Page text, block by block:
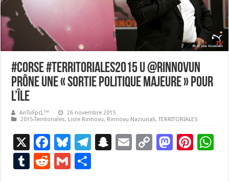
#Corse #Territoriales2015 U @RinnovuN
prône une « sortie politique majeure » pour
l’île
AnToFpcL™
26 novembre 2015
2015-Territoriales, Liste Rinnovu, Rinnovu Naziunali,TERRITORIALES
X
F
ac
e
Bl
u
es
T
S
E
C
M Pi
T
R
G